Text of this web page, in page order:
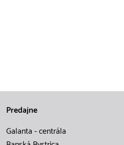
Predajne
Galanta - centrála